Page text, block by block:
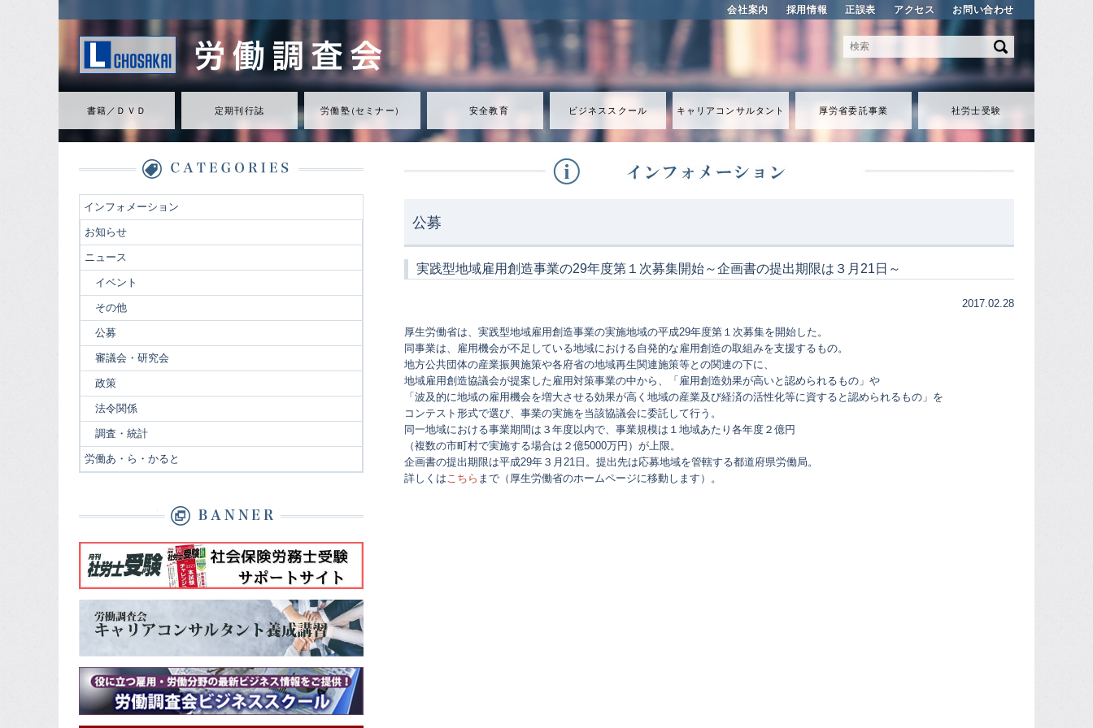
会社案内 採用情報 正誤表 アクセス お問い合わせ
書籍／ＤＶＤ 定期刊行誌 労働塾（セミナ ー ） 安全教育 ビジネススクール キャリアコンサルタント 厚労省委託事業 社労士受験
公募
実践型地域雇用創造事業の29年度第１次募集開始～企画書の提出期限は３月21日～
2017.02.28
厚生労働省は、実践型地域雇用創造事業の実施地域の平成29年度第１次募集を開始した。
同事業は、雇用機会が不足している地域における自発的な雇用創造の取組みを支援するもの。
地方公共団体の産業振興施策や各府省の地域再生関連施策等との関連の下に、
地域雇用創造協議会が提案した雇用対策事業の中から、「雇用創造効果が高いと認められるもの」や
「波及的に地域の雇用機会を増大させる効果が高く地域の産業及び経済の活性化等に資すると認められるもの」を
コンテスト形式で選び、事業の実施を当該協議会に委託して行う。
同一地域における事業期間は３年度以内で、事業規模は１地域あたり各年度２億円
（複数の市町村で実施する場合は２億5000万円）が上限。
企画書の提出期限は平成29年３月21日。提出先は応募地域を管轄する都道府県労働局。
詳しくはこちら まで（厚生労働省のホームページに移動します）。
インフォメーション
お知らせ
ニュース
イベント
その他
公募
審議会・研究会
政策
法令関係
調査・統計
労働あ・ら・かると